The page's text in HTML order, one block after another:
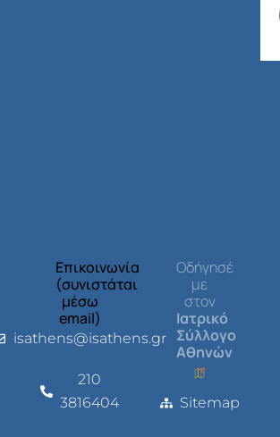
Επικοινωνία
(συνιστάται
μέσω
email)
isathens@isathens.gr
210
3816404
Οδήγησέ
με
στον
Ιατρικό
Σύλλογο
Αθηνών
Sitemap